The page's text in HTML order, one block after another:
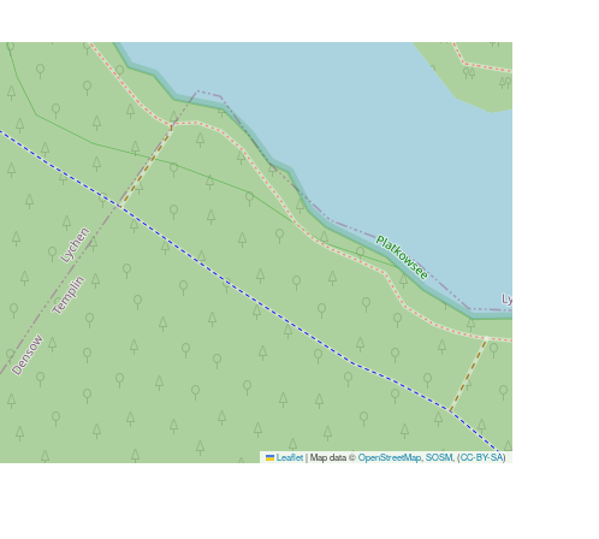
Leaflet|Map data ©OpenStreetMap SOSM , (CC-BY-SA)